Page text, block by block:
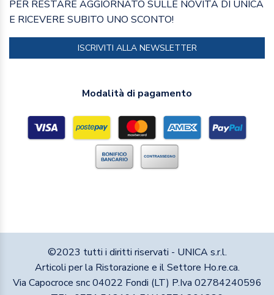
PER RESTARE AGGIORNATO SULLE NOVITÀ DI UNICA
E RICEVERE SUBITO UNO SCONTO!
ISCRIVITI ALLA NEWSLETTER
Modalità di pagamento
©2023 tutti i diritti riservati - UNICA s.r.l.
Articoli per la Ristorazione e il Settore Ho.re.ca.
Via Capocroce snc 04022 Fondi (LT) P.Iva 02784240596